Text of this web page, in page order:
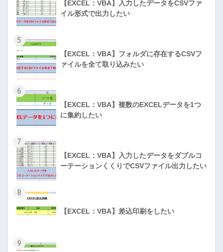
【EXCEL：VBA】入力したデータをCSVファ
イル形式で出力したい
5
【EXCEL：VBA】フォルダに存在するCSVフ
ァイルを全て取り込みたい
6
【EXCEL：VBA】複数のEXCELデータを1つ
に集約したい
7
【EXCEL：VBA】入力したデータをダブルコ
ーテーションくくりでCSVファイル出力したい
8
【EXCEL：VBA】差込印刷をしたい
9